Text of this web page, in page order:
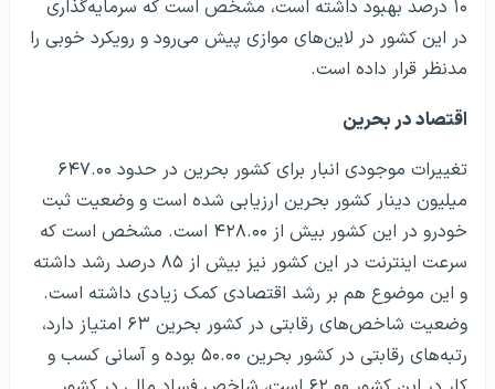
۱۰ درصد بهبود داشته است، مشخص است که سرمایه‌گذاری
در این کشور در لاین‌های موازی پیش می‌رود و رویکرد خوبی را
مدنظر قرار داده است.
اقتصاد در بحرین
تغییرات موجودی انبار برای کشور بحرین در حدود ۶۴۷.۰۰
میلیون دینار کشور بحرین ارزیابی شده است و وضعیت ثبت
خودرو در این کشور بیش از ۴۲۸.۰۰ است. مشخص است که
سرعت اینترنت در این کشور نیز بیش از ۸۵ درصد رشد داشته
و این موضوع هم بر رشد اقتصادی کمک زیادی داشته است.
وضعیت شاخص‌های رقابتی در کشور بحرین ۶۳ امتیاز دارد،
رتبه‌های رقابتی در کشور بحرین ۵۰.۰۰ بوده و آسانی کسب و